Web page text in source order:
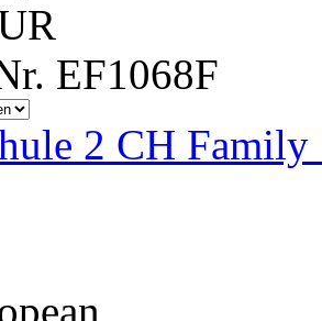
EF1068F
2 CH Family